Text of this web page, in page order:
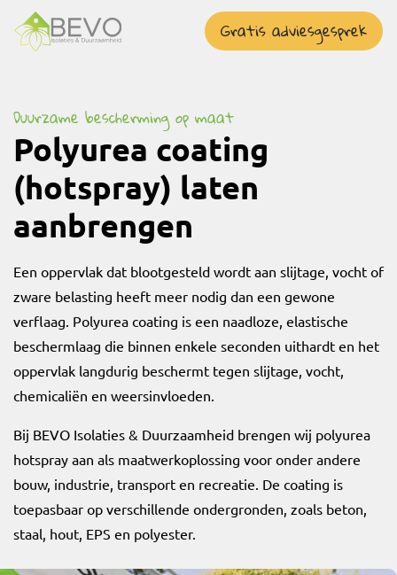
overslaan
Gratis adviesgesprek
Duurzame bescherming op maat
Polyurea coating
(hotspray) laten
aanbrengen
Een oppervlak dat blootgesteld wordt aan slijtage, vocht of
zware belasting heeft meer nodig dan een gewone
verflaag. Polyurea coating is een naadloze, elastische
beschermlaag die binnen enkele seconden uithardt en het
oppervlak langdurig beschermt tegen slijtage, vocht,
chemicaliën en weersinvloeden.
Bij BEVO Isolaties & Duurzaamheid brengen wij polyurea
hotspray aan als maatwerkoplossing voor onder andere
bouw, industrie, transport en recreatie. De coating is
toepasbaar op verschillende ondergronden, zoals beton,
staal, hout, EPS en polyester.